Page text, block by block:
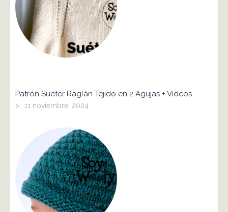
Patrón Suéter Raglán Tejido en 2 Agujas + Vídeos
> 11 noviembre, 2024